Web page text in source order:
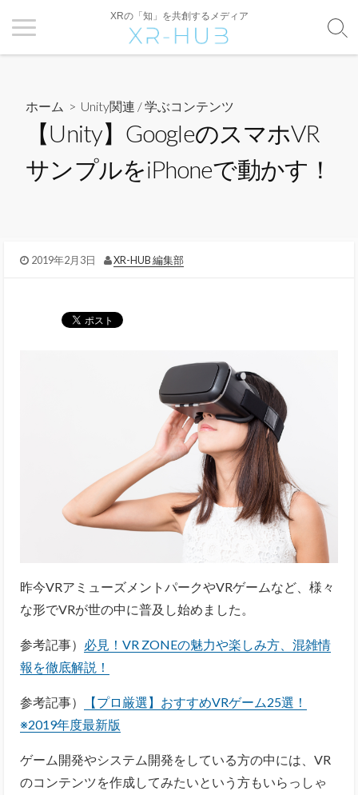
XRの「知」を共創するメディア
ホーム > Unity関連 /学ぶコンテンツ
【Unity】GoogleのスマホVR
サンプルをiPhoneで動かす！
2019年2月3日 XR-HUB 編集部
昨今VRアミューズメントパークやVRゲームなど、様々
な形でVRが世の中に普及し始めました。
参考記事） 必見！VR ZONEの魅力や楽しみ方、混雑情
報を徹底解説！
参考記事）
【プロ厳選】おすすめVRゲーム25選！
※2019年度最新版
ゲーム開発やシステム開発をしている方の中には、VR
のコンテンツを作成してみたいという方もいらっしゃ